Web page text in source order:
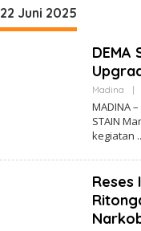
22 Juni 2025
DEMA
Madina
MADINA
STAIN
kegiatan
Reses